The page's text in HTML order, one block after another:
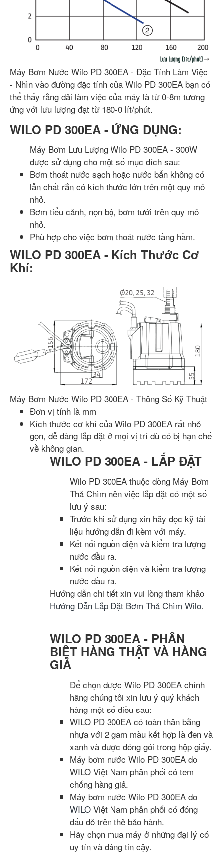
Máy Bơm Nước Wilo PD 300EA - Đặc Tính Làm Việc
- Nhìn vào đường đặc tính của Wilo PD 300EA bạn có
thể thấy rằng dải làm việc của máy là từ 0-8m tương
ứng với lưu lượng đạt từ 180-0 lít/phút.
WILO PD 300EA - ỨNG DỤNG:
Máy Bơm Lưu Lượng Wilo PD 300EA - 300W
được sử dụng cho một số mục đích sau:
Bơm thoát nước sạch hoặc nước bẩn không có
lẫn chất rắn có kích thước lớn trên một quy mô
nhỏ.
Bơm tiểu cảnh, nọn bộ, bơm tưới trên quy mô
nhỏ.
Phù hợp cho việc bơm thoát nước tầng hầm.
WILO PD 300EA - Kích Thước Cơ
Khí:
Máy Bơm Nước Wilo PD 300EA - Thông Số Kỹ Thuật
Đơn vị tính là mm
Kích thước cơ khí của Wilo PD 300EA rất nhỏ
gọn, dễ dàng lắp đặt ở mọi vị trí dù có bị hạn chế
về không gian.
WILO PD 300EA - LẮP ĐẶT
Wilo PD 300EA thuộc dòng Máy Bơm
Thả Chìm nên việc lắp đặt có một số
lưu ý sau:
Trước khi sử dụng xin hãy đọc kỹ tài
liệu hướng dẫn đi kèm với máy.
Kết nối nguồn điện và kiểm tra lượng
nước đầu ra.
Kết nối nguồn điện và kiểm tra lượng
nước đầu ra.
Hướng dẫn chi tiết xin vui lòng tham khảo
Hướng Dẫn Lắp Đặt Bơm Thả Chìm Wilo.
WILO PD 300EA - PHÂN
BIỆT HÀNG THẬT VÀ HÀNG
GIẢ
Để chọn được Wilo PD 300EA chính
hãng chúng tôi xin lưu ý quý khách
hàng một số điều sau:
WILO PD 300EA có toàn thân bằng
nhựa với 2 gam màu kết hợp là đen và
xanh và được đóng gói trong hộp giấy.
Máy bơm nước Wilo PD 300EA do
WILO Việt Nam phân phối có tem
chống hàng giả.
Máy bơm nước Wilo PD 300EA do
WILO Việt Nam phân phối có đóng
dấu đỏ trên thẻ bảo hành.
Hãy chọn mua máy ở những đại lý có
uy tín và đáng tin cậy.